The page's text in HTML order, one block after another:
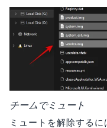
チームでミュート
ミュートを解除する